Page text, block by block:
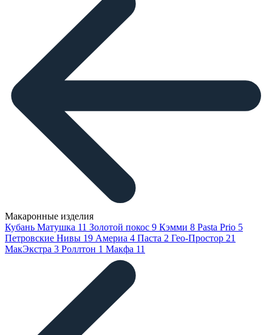
Макаронные изделия
Кубань Матушка 11 Золотой покос 9 Кэмми 8 Pasta Prio 5
Петровские Нивы 19 Америа 4 Паста 2 Гео-Простор 21
МакЭкстра 3 Роллтон 1 Макфа 11